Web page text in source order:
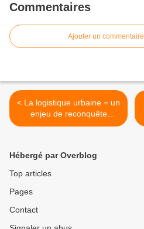
Commentaires
Ajouter un commentaire
< La logistique urbaine = un
enjeu de reconquête
urbaine
Hébergé par Overblog
Top articles
Pages
Contact